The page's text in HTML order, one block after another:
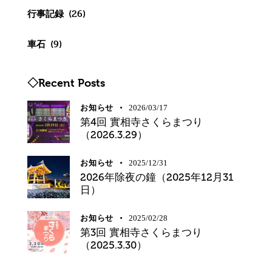
行事記録 (26)
車石 (9)
◇Recent Posts
お知らせ 2026/03/17
第4回 實相寺さくらまつり
（2026.3.29）
お知らせ 2025/12/31
2026年除夜の鐘（2025年12月31
日）
お知らせ 2025/02/28
第3回 實相寺さくらまつり
（2025.3.30）